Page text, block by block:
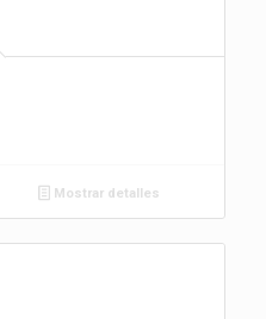
Mostrar detalles